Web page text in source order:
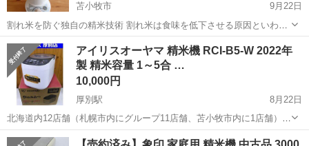
苫小牧市
9月22日
割れ米を防ぐ独自の精米技術 割れ米は食味を低下させる原因といわれ
ています。ライスロンは凹凸のない精米バスケットと特殊形状の精米
羽根が滑らかな対流を生み出し、割れ米が極めて少ない精米を実現し
ています。 約6ヵ月使用してます。
北海道 苫小牧市 キッチン家電 羽根
アイリスオーヤマ 精米機 RCI-B5-W 2022年
製 精米容量 1～5合 …
10,000円
厚別駅
8月22日
北海道内12店舗（札幌市内にグループ11店舗、苫小牧市内に1店舗）
Used Goods Market ★ユーズドグッズマーケット★ 総合リサイクルシ
北海道 札幌市 厚別駅 キッチン家電 店舗